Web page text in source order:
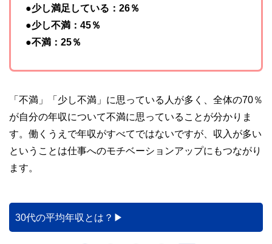
●少し満足している：26％
●少し不満：45％
●不満：25％
「不満」「少し不満」に思っている人が多く、全体の70％
が自分の年収について不満に思っていることが分かりま
す。働くうえで年収がすべてではないですが、収入が多い
ということは仕事へのモチベーションアップにもつながり
ます。
30代の平均年収とは？